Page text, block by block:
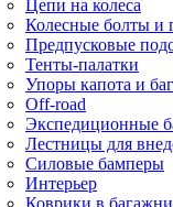
Цепи на колеса
Колесные болты и
Предпусковые
Тенты-палатки
Упоры капота и
Off-road
Экспедиционные
Лестницы для
Силовые бамперы
Интерьер
Коврики в